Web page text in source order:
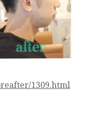
1309.html